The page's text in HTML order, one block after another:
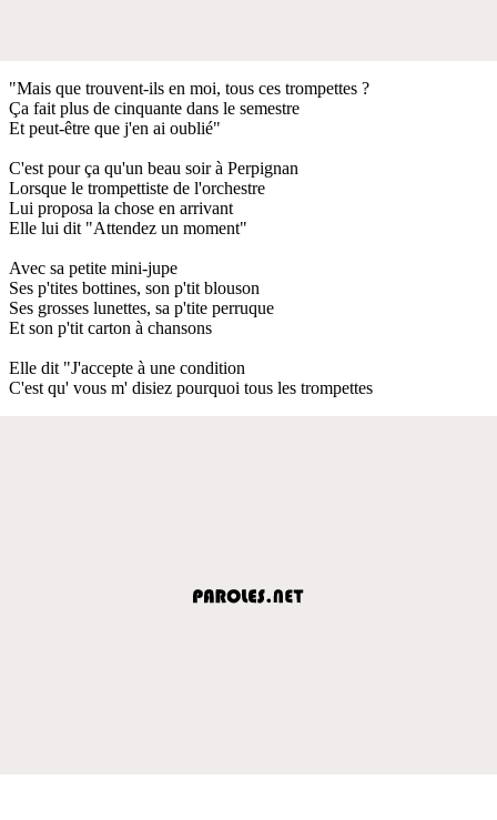
"Mais que trouvent-ils en moi, tous ces trompettes ?
Ça fait plus de cinquante dans le semestre
Et peut-être que j'en ai oublié"
C'est pour ça qu'un beau soir à Perpignan
Lorsque le trompettiste de l'orchestre
Lui proposa la chose en arrivant
Elle lui dit "Attendez un moment"
Avec sa petite mini-jupe
Ses p'tites bottines, son p'tit blouson
Ses grosses lunettes, sa p'tite perruque
Et son p'tit carton à chansons
Elle dit "J'accepte à une condition
C'est qu' vous m' disiez pourquoi tous les trompettes